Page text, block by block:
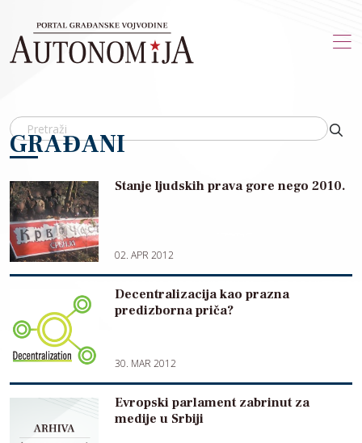
GRAĐANI
Stanje ljudskih prava gore nego 2010.
02. APR 2012
Decentralizacija kao prazna
predizborna priča?
30. MAR 2012
Evropski parlament zabrinut za
medije u Srbiji